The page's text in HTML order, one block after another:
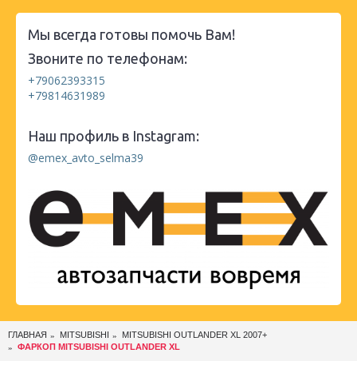
Мы всегда готовы помочь Вам!
Звоните по телефонам:
+79062393315
+79814631989
Наш профиль в Instagram:
@emex_avto_selma39
ГЛАВНАЯ MITSUBISHI
MITSUBISHI OUTLANDER XL 2007+
ФАРКОП MITSUBISHI OUTLANDER XL